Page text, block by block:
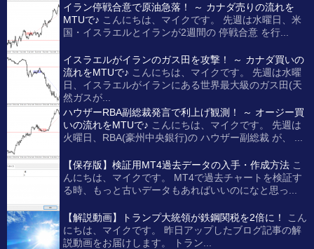
イラン停戦合意で原油急落！ ～ カナダ売りの流れを
MTUで♪ こんにちは、マイクです。 先週は水曜日、米
国・イスラエルとイランが2週間の 停戦合意 を行...
イスラエルがイランのガス田を攻撃！ ～ カナダ買いの
流れをMTUで♪ こんにちは、マイクです。 先週は水曜
日、イスラエルがイランにある世界最大級のガス田(天
然ガスが...
ハウザーRBA副総裁発言で利上げ観測！ ～ オージー買
いの流れをMTUで♪ こんにちは、マイクです。 先週は
火曜日、RBA(豪州中央銀行)の ハウザー副総裁 が、 ...
【保存版】検証用MT4過去データの入手・作成方法 こ
んにちは、マイクです。 MT4で過去チャートを検証す
る時、もっと古いデータもあればいいのになと思っ...
【解説動画】トランプ大統領が鉄鋼関税を2倍に！
こん
にちは、マイクです。 昨日アップしたブログ記事の解
説動画をお届けします。 トラン...